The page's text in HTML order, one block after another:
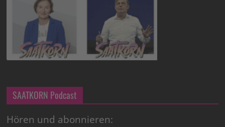
SAATKORN Podcast
Hören und abonnieren: